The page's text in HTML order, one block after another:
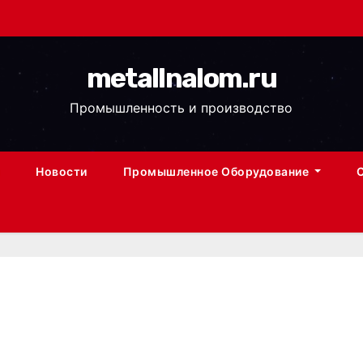
metallnalom.ru
Промышленность и производство
Новости Промышленное Оборудование